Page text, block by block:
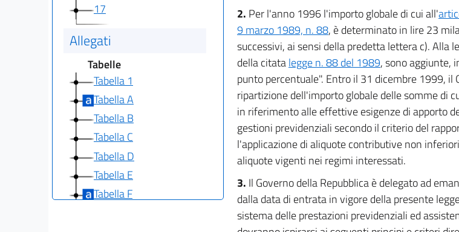
17
Allegati
Tabelle
Tabella 1
Tabella A
Tabella B
Tabella C
Tabella D
Tabella E
Tabella F
2. Per l'anno 1996 l'importo globale di cui all'
9 marzo 1989, n. 88, è determinato in lire 23
successivi, ai sensi della predetta lettera c). Alla
della citatalegge n. 88 del 1989, sono aggiunte,
punto percentuale". Entro il 31 dicembre 1999,
ripartizione dell'importo globale delle somme di
in riferimento alle effettive esigenze di apporto
gestioni previdenziali secondo il criterio del
l'applicazione di aliquote contributive non
aliquote vigenti nei regimi interessati.
3. Il Governo della Repubblica è delegato ad
dalla data di entrata in vigore della presente
sistema delle prestazioni previdenziali ed